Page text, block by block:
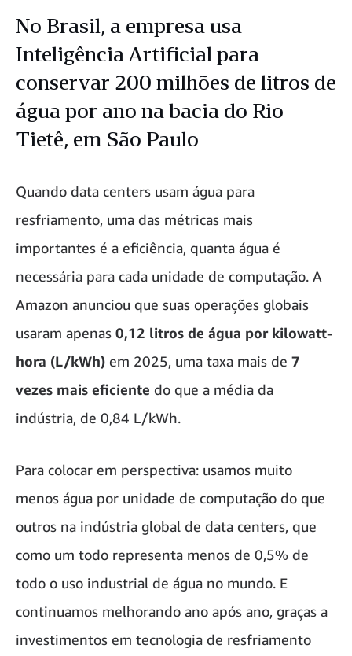
No Brasil, a empresa usa
Inteligência Artificial para
conservar 200 milhões de litros de
água por ano na bacia do Rio
Tietê, em São Paulo
Quando data centers usam água para
resfriamento, uma das métricas mais
importantes é a eficiência, quanta água é
necessária para cada unidade de computação. A
Amazon anunciou que suas operações globais
usaram apenas 0,12 litros de água por kilowatt-
hora (L/kWh) em 2025, uma taxa mais de 7
vezes mais eficiente do que a média da
indústria, de 0,84 L/kWh.
Para colocar em perspectiva: usamos muito
menos água por unidade de computação do que
outros na indústria global de data centers, que
como um todo representa menos de 0,5% de
todo o uso industrial de água no mundo. E
continuamos melhorando ano após ano, graças a
investimentos em tecnologia de resfriamento